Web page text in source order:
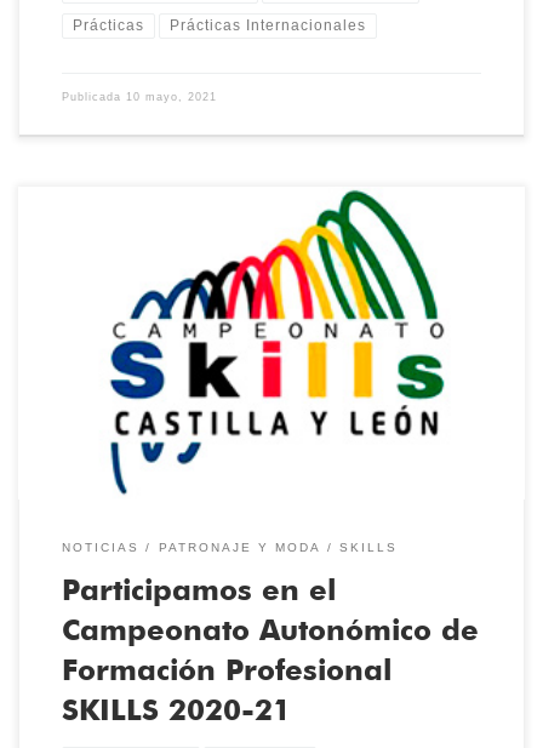
Prácticas Prácticas Internacionales
Publicada 10 mayo, 2021
Tenemos noticias… ¡participamos en el Campeonato Autonómico
de Formación Profesional SKILLS 2020-21! Las competiciones o
campeonatos regionales de Formación Profesional se desarrollan
en el marco de la convocatoria anual Aula Empresa de Castilla y
León, cofinanciados por el Fondo Social Europeo.Los proyectos
seleccionados por el programa son aquellos que involucran […]
NOTICIAS PATRONAJE Y MODA SKILLS
Participamos en el
Campeonato Autonómico de
Formación Profesional
SKILLS 2020-21